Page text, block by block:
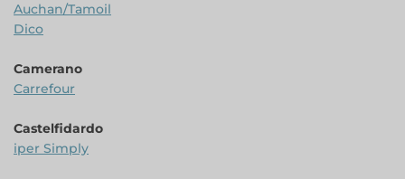
Auchan/Tamoil
Dico
Camerano
Carrefour
Castelfidardo
iper Simply